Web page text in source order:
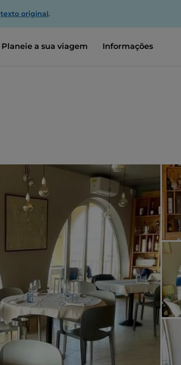
texto original.
Planeie a sua viagem Informações